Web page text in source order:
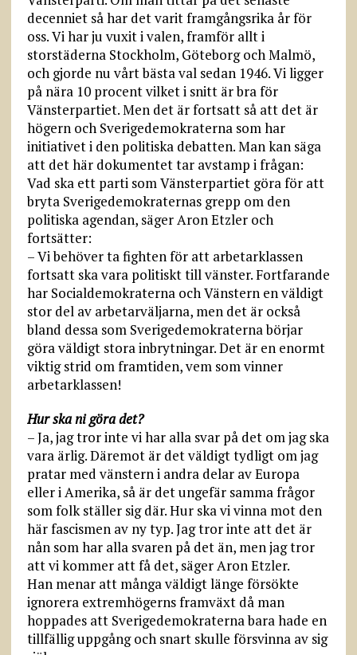
decenniet så har det varit framgångsrika år för
oss. Vi har ju vuxit i valen, framför allt i
storstäderna Stockholm, Göteborg och Malmö,
och gjorde nu vårt bästa val sedan 1946. Vi ligger
på nära 10 procent vilket i snitt är bra för
Vänsterpartiet. Men det är fortsatt så att det är
högern och Sverigedemokraterna som har
initiativet i den politiska debatten. Man kan säga
att det här dokumentet tar avstamp i frågan:
Vad ska ett parti som Vänsterpartiet göra för att
bryta Sverigedemokraternas grepp om den
politiska agendan, säger Aron Etzler och
fortsätter:
– Vi behöver ta fighten för att arbetarklassen
fortsatt ska vara politiskt till vänster. Fortfarande
har Socialdemokraterna och Vänstern en väldigt
stor del av arbetarväljarna, men det är också
bland dessa som Sverigedemokraterna börjar
göra väldigt stora inbrytningar. Det är en enormt
viktig strid om framtiden, vem som vinner
arbetarklassen!
Hur ska ni göra det?
– Ja, jag tror inte vi har alla svar på det om jag ska
vara ärlig. Däremot är det väldigt tydligt om jag
pratar med vänstern i andra delar av Europa
eller i Amerika, så är det ungefär samma frågor
som folk ställer sig där. Hur ska vi vinna mot den
här fascismen av ny typ. Jag tror inte att det är
nån som har alla svaren på det än, men jag tror
att vi kommer att få det, säger Aron Etzler.
Han menar att många väldigt länge försökte
ignorera extremhögerns framväxt då man
hoppades att Sverigedemokraterna bara hade en
tillfällig uppgång och snart skulle försvinna av sig